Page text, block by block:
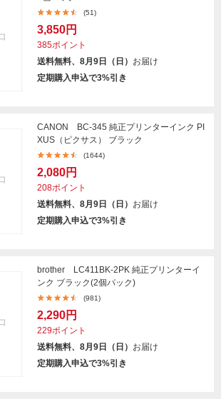
(51)
3,850円
385ポイント
送料無料、8月9日（日） お届け
定期購入申込で3%引き
CANON BC-345 純正プリンターインク PI
XUS（ピクサス） ブラック
(1644)
2,080円
208ポイント
送料無料、8月9日（日） お届け
定期購入申込で3%引き
brother LC411BK-2PK 純正プリンターイ
ンク ブラック(2個パック)
(981)
2,290円
229ポイント
送料無料、8月9日（日） お届け
定期購入申込で3%引き